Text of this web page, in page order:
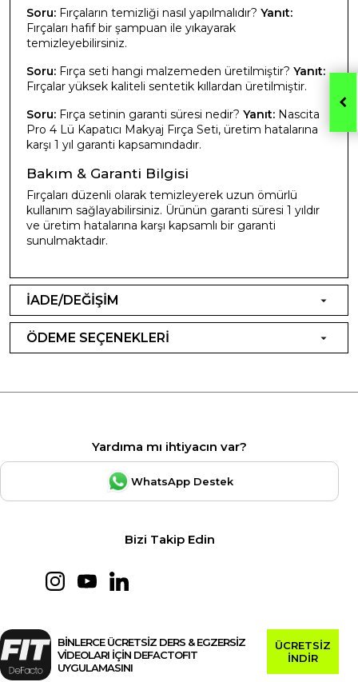
Soru: Fırçaların temizliği nasıl yapılmalıdır? Yanıt:
Fırçaları hafif bir şampuan ile yıkayarak
temizleyebilirsiniz.
Soru: Fırça seti hangi malzemeden üretilmiştir? Yanıt:
Fırçalar yüksek kaliteli sentetik kıllardan üretilmiştir.
Soru: Fırça setinin garanti süresi nedir? Yanıt: Nascita
Pro 4 Lü Kapatıcı Makyaj Fırça Seti, üretim hatalarına
karşı 1 yıl garanti kapsamındadır.
Bakım & Garanti Bilgisi
Fırçaları düzenli olarak temizleyerek uzun ömürlü
kullanım sağlayabilirsiniz. Ürünün garanti süresi 1 yıldır
ve üretim hatalarına karşı kapsamlı bir garanti
sunulmaktadır.
İADE/DEĞİŞİM
ÖDEME SEÇENEKLERİ
Yardıma mı ihtiyacın var?
WhatsApp Destek
Bizi Takip Edin
BİNLERCE ÜCRETSİZ DERS & EGZERSİZ
VİDEOLARI İÇİN DEFACTOFIT
UYGULAMASINI
ÜCRETSİZ
İNDİR